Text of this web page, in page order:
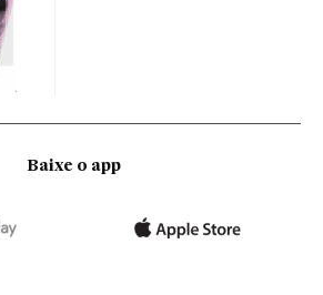
Baixe o app